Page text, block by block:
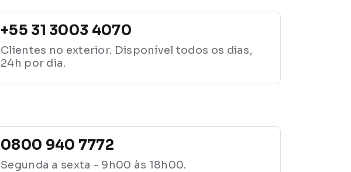
+55 31 3003 4070
Clientes no exterior. Disponível todos os dias,
24h por dia.
0800 940 7772
Segunda a sexta - 9h00 às 18h00.